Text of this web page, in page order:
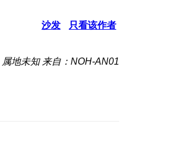
沙发 只看该作者
属地未知 来自：NOH-AN01